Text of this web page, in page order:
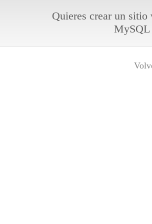
Quieres crear un sitio
MySQL